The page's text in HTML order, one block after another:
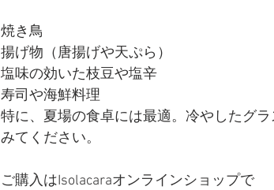
焼き鳥
揚げ物（唐揚げや天ぷら）
塩味の効いた枝豆や塩辛
寿司や海鮮料理
特に、夏場の食卓には最適。冷やしたグ
みてください。
ご購入はIsolacaraオンラインショップで